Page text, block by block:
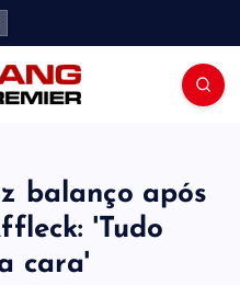
balanço após
'Tudo
cara'